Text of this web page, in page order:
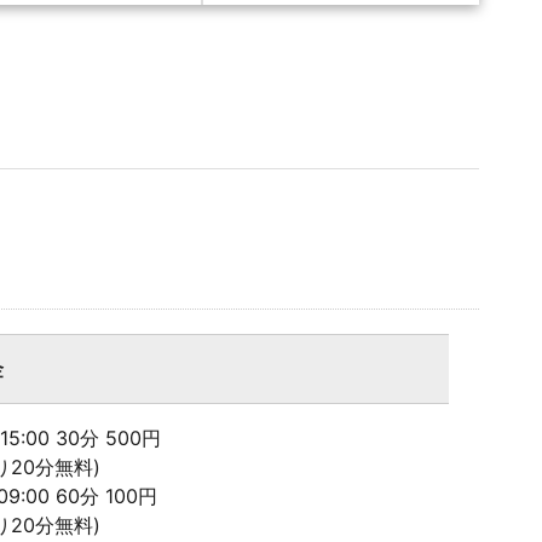
30分 500円
20分無料)
60分 100円
20分無料)